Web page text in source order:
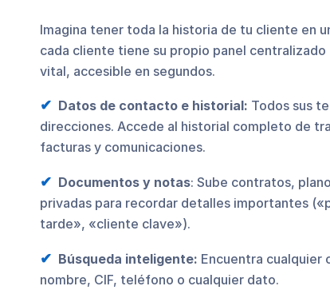
Imagina tener toda la historia de tu cliente en
cada cliente tiene su propio panel
vital, accesible en segundos.
Datos de contacto e historial: Todos sus
direcciones. Accede al historial completo de
facturas y comunicaciones.
Documentos y notas: Sube contratos,
privadas para recordar detalles importantes
tarde», «cliente clave»).
Búsqueda inteligente: Encuentra cualquier
nombre, CIF, teléfono o cualquier dato.